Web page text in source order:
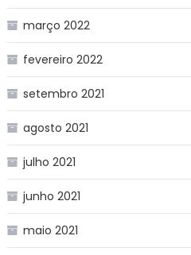
março 2022
fevereiro 2022
setembro 2021
agosto 2021
julho 2021
junho 2021
maio 2021